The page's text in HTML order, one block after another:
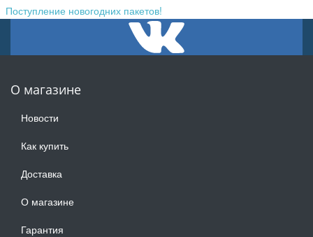
Поступление новогодних пакетов!
О магазине
Новости
Как купить
Доставка
О магазине
Гарантия